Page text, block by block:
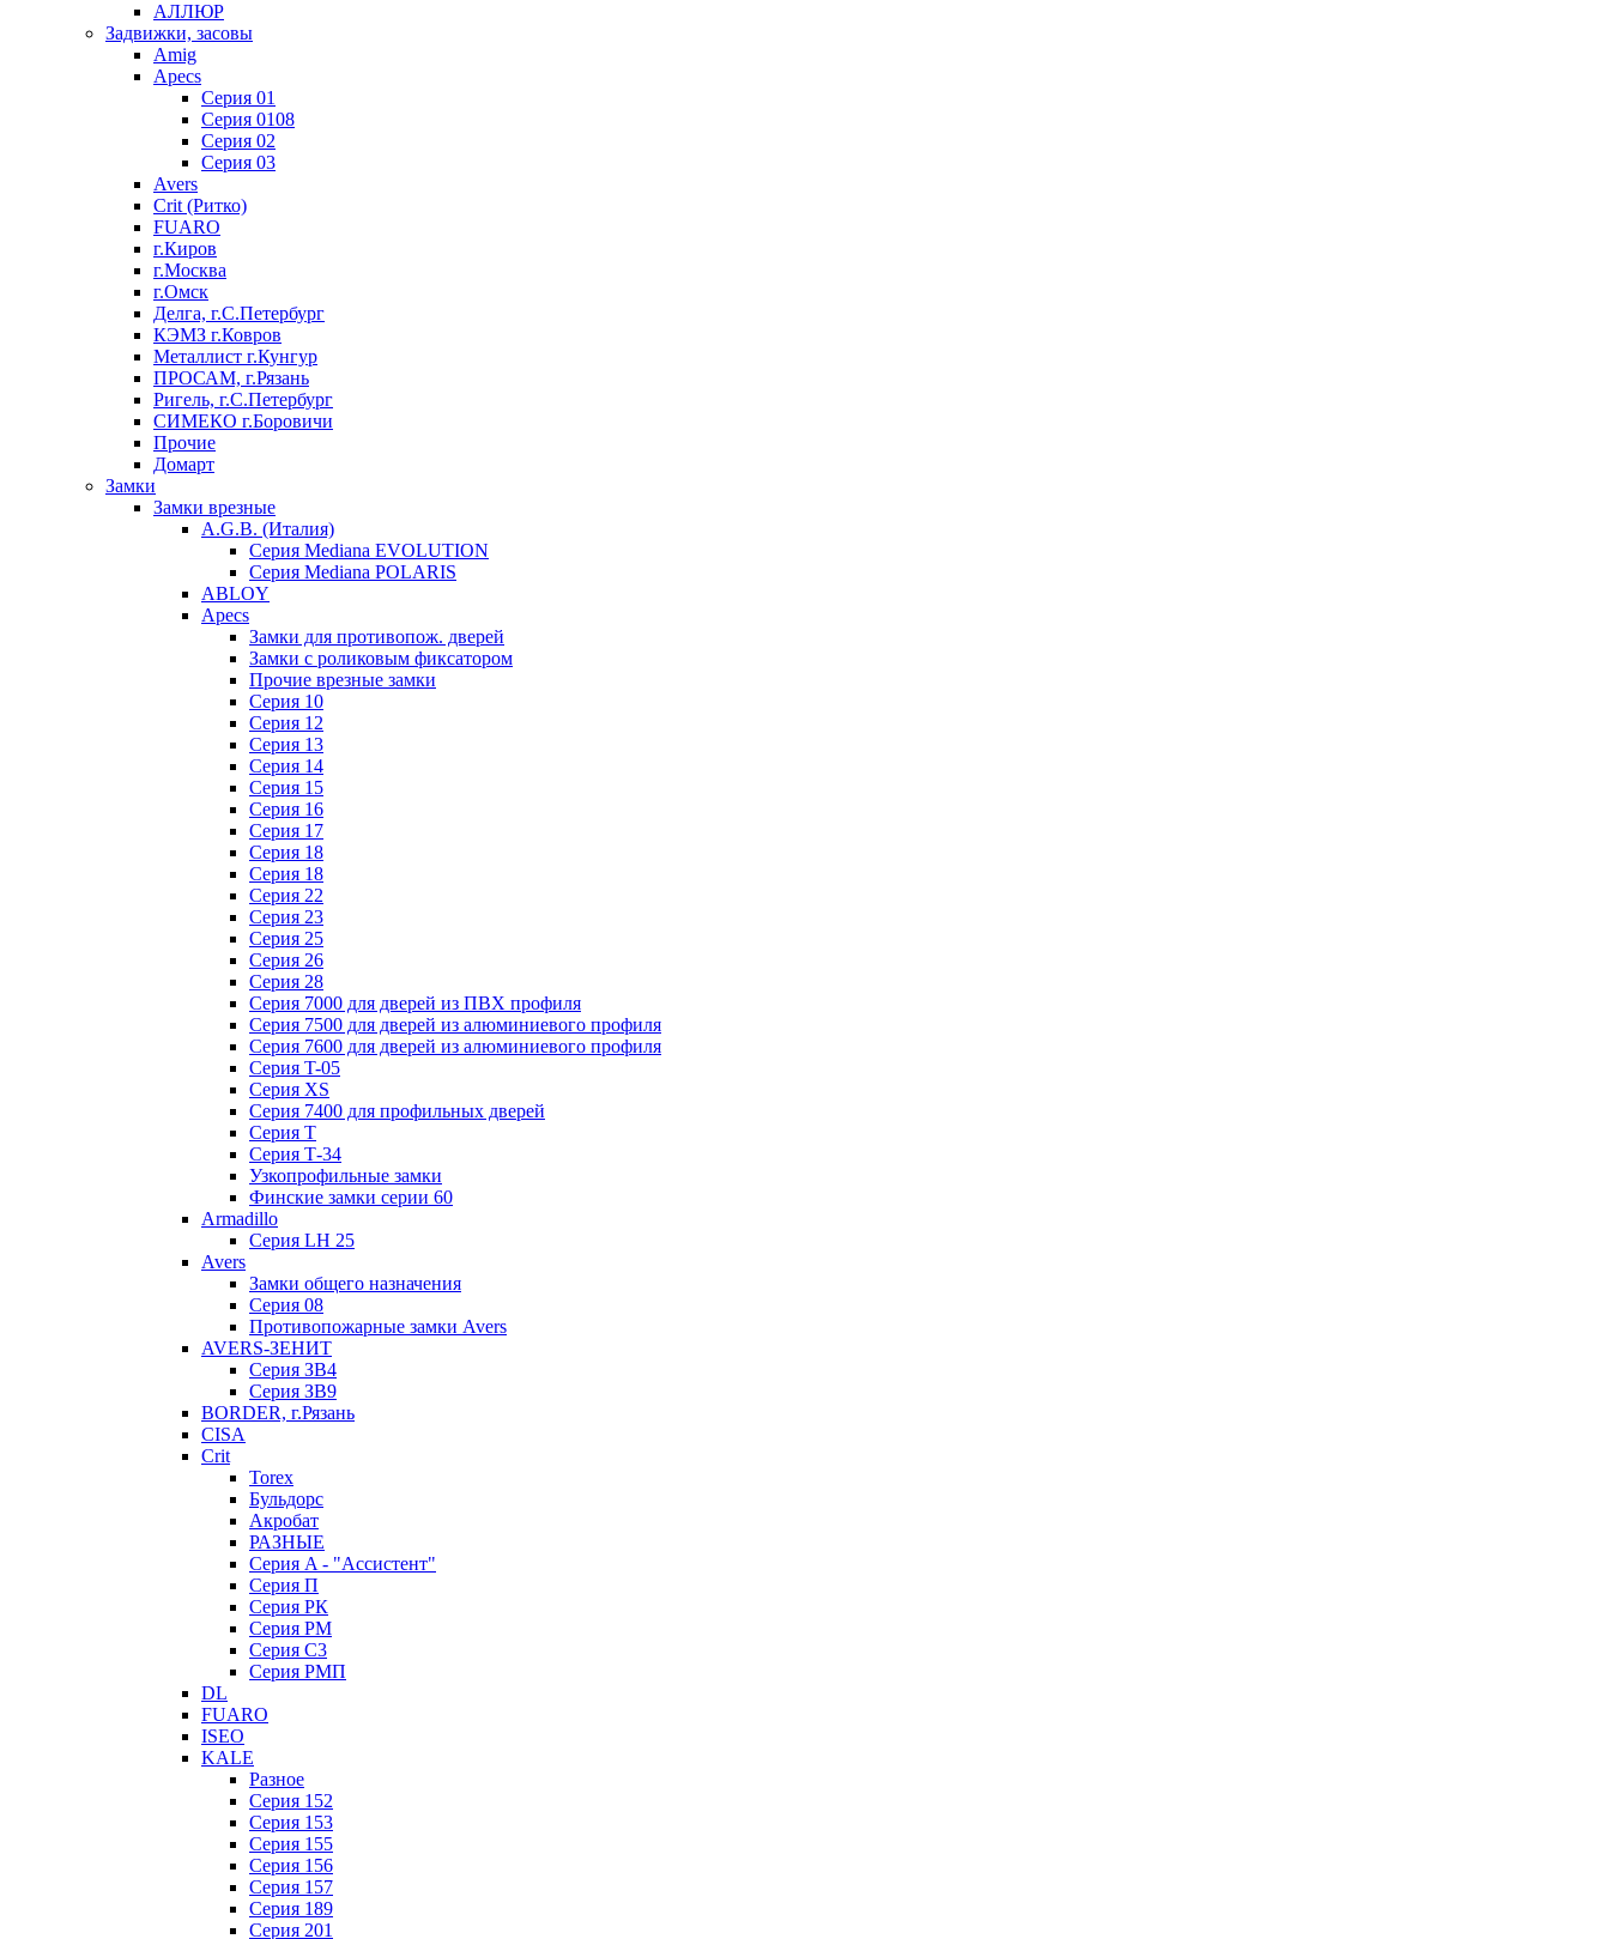
АЛЛЮР
Задвижки, засовы
Amig
Apecs
Серия 01
Серия 0108
Серия 02
Серия 03
Avers
Crit (Ритко)
FUARO
г.Киров
г.Москва
г.Омск
Делга, г.С.Петербург
КЭМЗ г.Ковров
Металлист г.Кунгур
ПРОСАМ, г.Рязань
Ригель, г.С.Петербург
СИМЕКО г.Боровичи
Прочие
Домарт
Замки
Замки врезные
A.G.B. (Италия)
Серия Mediana EVOLUTION
Серия Mediana POLARIS
ABLOY
Apecs
Замки для противопож. дверей
Замки с роликовым фиксатором
Прочие врезные замки
Серия 10
Серия 12
Серия 13
Серия 14
Серия 15
Серия 16
Серия 17
Серия 18
Серия 18
Серия 22
Серия 23
Серия 25
Серия 26
Серия 28
Серия 7000 для дверей из ПВХ профиля
Серия 7500 для дверей из алюминиевого профиля
Серия 7600 для дверей из алюминиевого профиля
Серия T-05
Серия XS
Серия 7400 для профильных дверей
Серия Т
Серия Т-34
Узкопрофильные замки
Финские замки серии 60
Armadillo
Серия LH 25
Avers
Замки общего назначения
Серия 08
Противопожарные замки Avers
AVERS-ЗЕНИТ
Серия ЗВ4
Серия ЗВ9
BORDER, г.Рязань
CISA
Crit
Torex
Бульдорс
Акробат
РАЗНЫЕ
Серия A - "Ассистент"
Серия П
Серия РК
Серия РМ
Серия С3
Серия РМП
DL
FUARO
ISEO
KALE
Разное
Серия 152
Серия 153
Серия 155
Серия 156
Серия 157
Серия 189
Серия 201